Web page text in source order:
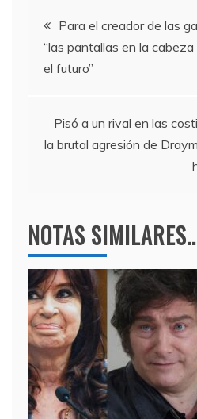
b
o
o
a
m
A
p
Navegación
de
Para el creador de las
“las pantallas en la
el futuro”
Pisó a un rival en las
la brutal agresión de
NOTAS